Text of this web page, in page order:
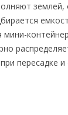
землей,
мини-
пересадке